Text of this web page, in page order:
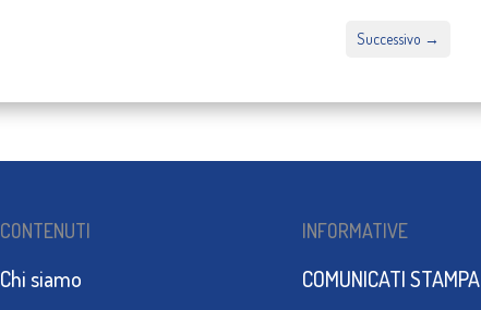
Successivo →
CONTENUTI
Chi siamo
INFORMATIVE
COMUNICATI STAMPA